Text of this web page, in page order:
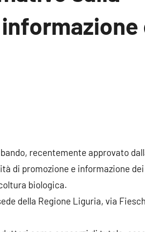
recentemente approvato
di promozione e informazione
biologica.
della Regione Liguria, via